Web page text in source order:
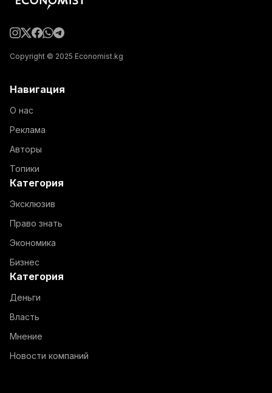
Copyright © 2025 Economist.kg
Навигация
О нас
Реклама
Авторы
Топики
Категория
Эксклюзив
Право знать
Экономика
Бизнес
Категория
Деньги
Власть
Мнение
Новости компаний